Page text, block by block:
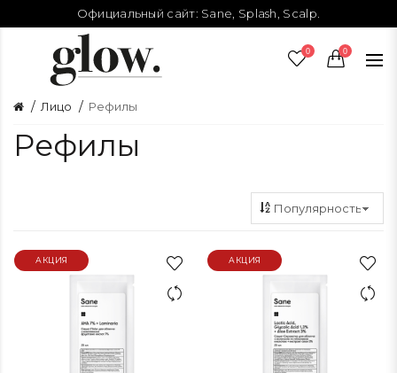
Официальный сайт: Sane Splash Scalp
0 0
Лицо Рефилы
Рефилы
АКЦИЯ АКЦИЯ